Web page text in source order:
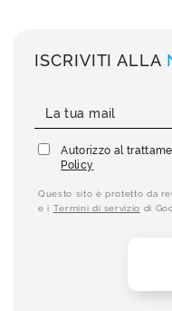
ISCRIVITI ALLA
Autorizzo al
Policy
Questo sito è protetto da
e i Termini di servizio di